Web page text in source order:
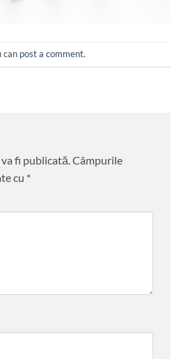
can post a comment.
fi publicată. Câmpurile
cu *